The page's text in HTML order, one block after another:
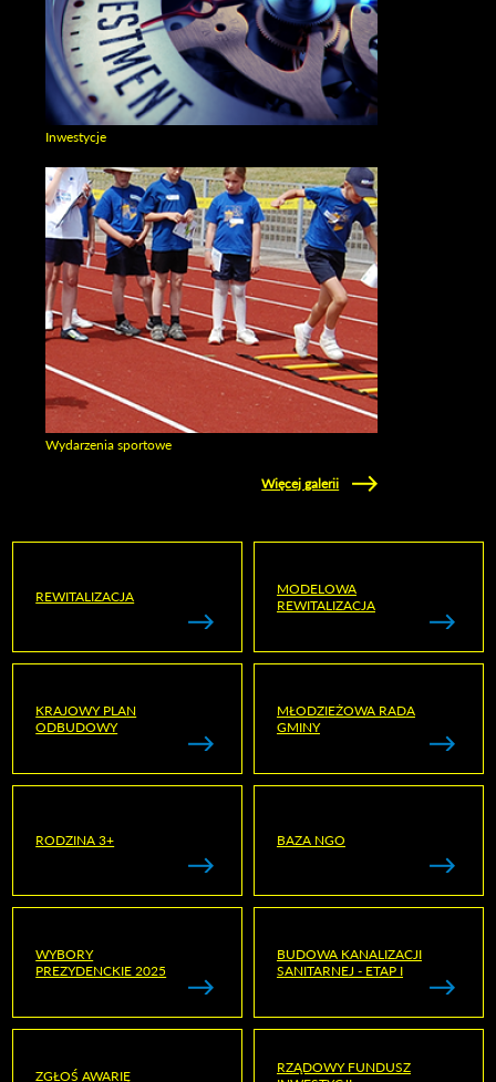
Inwestycje
Wydarzenia sportowe
Więcej galerii
REWITALIZACJA
MODELOWA
REWITALIZACJA
KRAJOWY PLAN
ODBUDOWY
MŁODZIEŻOWA RADA
GMINY
RODZINA 3+ BAZA NGO
WYBORY
PREZYDENCKIE 2025
BUDOWA KANALIZACJI
SANITARNEJ - ETAP I
ZGŁOŚ AWARIĘ
RZĄDOWY FUNDUSZ